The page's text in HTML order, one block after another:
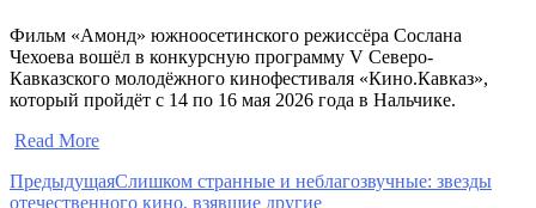
Фильм «Амонд» южноосетинского режиссёра Сослана
Чехоева вошёл в конкурсную программу V Северо-
Кавказского молодёжного кинофестиваля «Кино.Кавказ»,
который пройдёт с 14 по 16 мая 2026 года в Нальчике.
Read More
ПредыдущаяСлишком странные и неблагозвучные: звезды
отечественного кино, взявшие другие